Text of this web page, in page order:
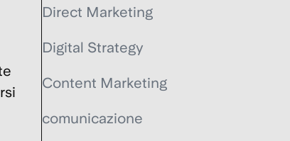
Direct Marketing
Digital Strategy
Content Marketing
comunicazione